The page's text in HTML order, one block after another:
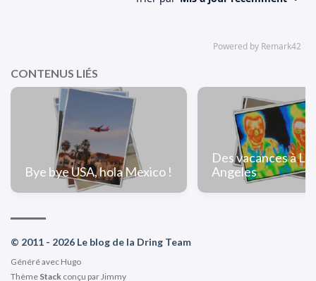
CONTENUS LIÉS
Bye bye USA, hola Mexico !
Des vacances à
Angeles
© 2011 - 2026 Le blog de la Dring Team
Généré avec Hugo
Thème Stack conçu parJimmy